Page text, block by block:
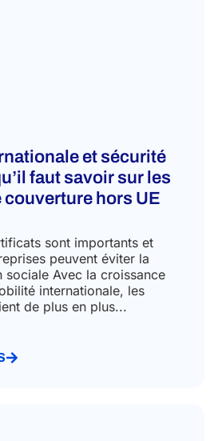
et sécurité
faut savoir sur les
hors UE
sont importants et
peuvent éviter la
Avec la croissance
internationale, les
de plus en plus...